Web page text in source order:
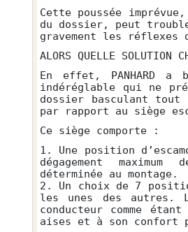
Cette poussée
du dossier, peut
gravement les réflexes
ALORS QUELLE SOLUTION
En effet, PANHARD a
indéréglable qui ne
dossier basculant tout
par rapport au siège
Ce siège comporte :
1. Une position
dégagement
déterminée au montage.
2. Un choix de 7
les unes des autres.
conducteur comme
aises et à son